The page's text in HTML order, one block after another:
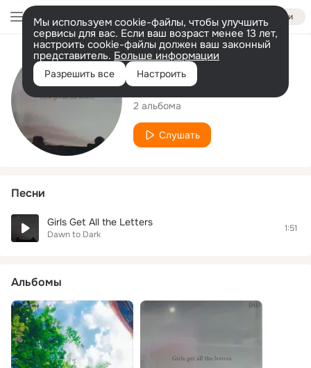
Войти
Мы используем cookie-файлы, чтобы улучшить
сервисы для вас. Если ваш возраст менее 13 лет,
настроить cookie-файлы должен ваш законный
представитель. Больше информации
Разрешить все Настроить
Исполнитель
Dawn to Dark
2 альбома
Слушать
Песни
Girls Get All the Letters
Dawn to Dark
1:51
Альбомы